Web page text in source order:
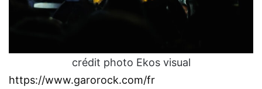
crédit photo Ekos visual
https://www.garorock.com/fr